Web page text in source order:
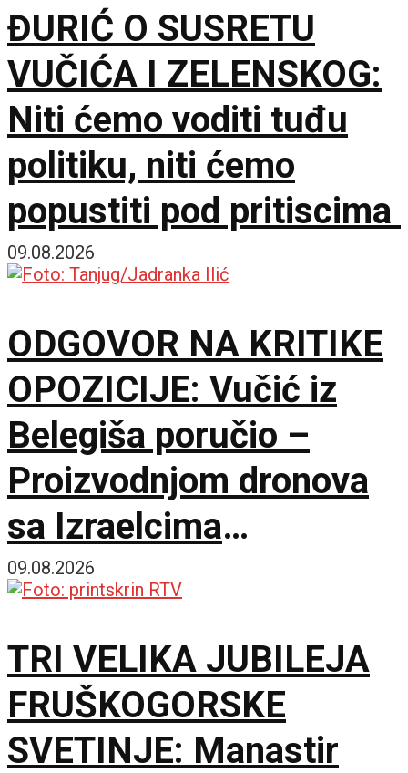
ĐURIĆ O SUSRETU
VUČIĆA I ZELENSKOG:
Niti ćemo voditi tuđu
politiku, niti ćemo
popustiti pod pritiscima
09.08.2026
ODGOVOR NA KRITIKE
OPOZICIJE: Vučić iz
Belegiša poručio –
Proizvodnjom dronova
sa Izraelcima
postajemo vojna sila
09.08.2026
TRI VELIKA JUBILEJA
FRUŠKOGORSKE
SVETINJE: Manastir